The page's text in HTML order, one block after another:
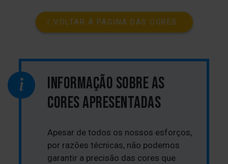
VOLTAR À PÁGINA DAS CORES
INFORMAÇÃO SOBRE AS
CORES APRESENTADAS
Apesar de todos os nossos esforços,
por razões técnicas, não podemos
garantir a precisão das cores que